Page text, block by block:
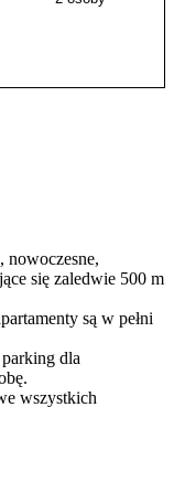
nowoczesne,
się zaledwie 500 m
dla
wszystkich
przygotowano